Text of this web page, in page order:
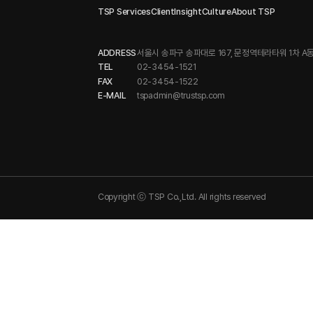
TSP ServicesClientInsightCultureAbout TSP
ADDRESS서울시 송파구 송파대로 167, 문정역테라타워 1차
TEL
02-3454-1521
FAX
02-3454-1522
E-MAIL
tspadmin@trustsp.com
Copyright ⓒ TSP Co.,Ltd. All rights reserved